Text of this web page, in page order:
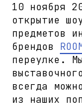
10 ноября
открытие
предметов
брендов
переулке.
всегда
из наших